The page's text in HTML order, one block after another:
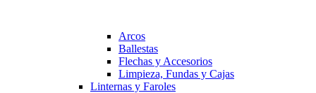
Arcos
Ballestas
Flechas y Accesorios
Limpieza, Fundas y Cajas
Linternas y Faroles